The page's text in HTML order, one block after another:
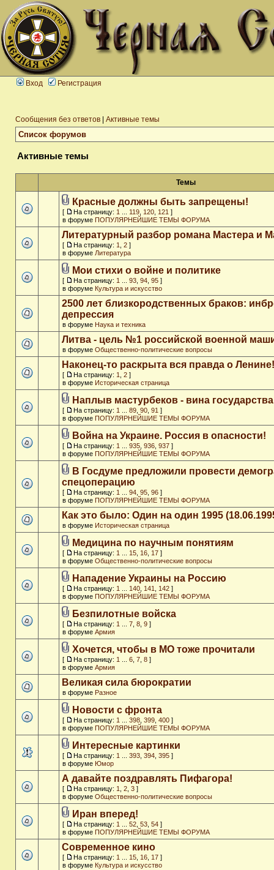
Вход Регистрация
Сообщения без ответов Активные темы
Список форумов
Активные темы
Темы
Красные должны быть запрещены!
[ На страницу: 1 119 120 121 ]
в форуме ПОПУЛЯРНЕЙШИЕ ТЕМЫ ФОРУМА
Литературный разбор романа Мастера и
[ На страницу: 1 2 ]
в форуме Литература
Мои стихи о войне и политике
[ На страницу: 1 93 94 95 ]
в форуме Культура и искусство
2500 лет близкородственных браков:
депрессия
в форуме Наука и техника
Литва - цель №1 российской военной
в форуме Общественно-политические вопросы
Наконец-то раскрыта вся правда о Ленине!
[ На страницу: 1 2 ]
в форуме Историческая страница
Наплыв мастурбеков - вина государства
[ На страницу: 1 89 90 91 ]
в форуме ПОПУЛЯРНЕЙШИЕ ТЕМЫ ФОРУМА
Война на Украине. Россия в опасности!
[ На страницу: 1 935 936 937 ]
в форуме ПОПУЛЯРНЕЙШИЕ ТЕМЫ ФОРУМА
В Госдуме предложили провести
спецоперацию
[ На страницу: 1 94 95 96 ]
в форуме ПОПУЛЯРНЕЙШИЕ ТЕМЫ ФОРУМА
Как это было: Один на один 1995
в форуме Историческая страница
Медицина по научным понятиям
[ На страницу: 1 15 16 17 ]
в форуме Общественно-политические вопросы
Нападение Украины на Россию
[ На страницу: 1 140 141 142 ]
в форуме ПОПУЛЯРНЕЙШИЕ ТЕМЫ ФОРУМА
Безпилотные войска
[ На страницу: 1 7 8 9 ]
в форуме Армия
Хочется, чтобы в МО тоже прочитали
[ На страницу: 1 6 7 8 ]
в форуме Армия
Великая сила бюрократии
в форуме Разное
Новости с фронта
[ На страницу: 1 398 399 400 ]
в форуме ПОПУЛЯРНЕЙШИЕ ТЕМЫ ФОРУМА
Интересные картинки
[ На страницу: 1 393 394 395 ]
в форуме Юмор
А давайте поздравлять Пифагора!
[ На страницу: 1 2 3 ]
в форуме Общественно-политические вопросы
Иран вперед!
[ На страницу: 1 52 53 54 ]
в форуме ПОПУЛЯРНЕЙШИЕ ТЕМЫ ФОРУМА
Современное кино
[ На страницу: 1 15 16 17 ]
в форуме Культура и искусство